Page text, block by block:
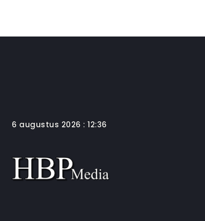
6 augustus 2026 : 12:36